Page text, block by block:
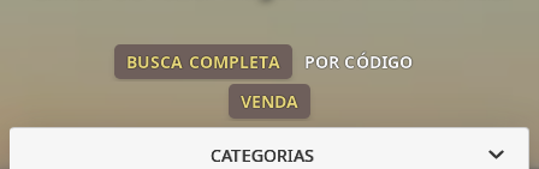
VENDA
BUSCA COMPLETA POR CÓDIGO
CATEGORIAS